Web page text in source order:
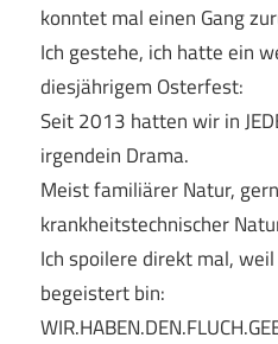
konntet mal einen Gang
Ich gestehe, ich hatte ein
diesjährigem Osterfest:
Seit 2013 hatten wir in
irgendein Drama.
Meist familiärer Natur,
krankheitstechnischer
Ich spoilere direkt mal,
begeistert bin: